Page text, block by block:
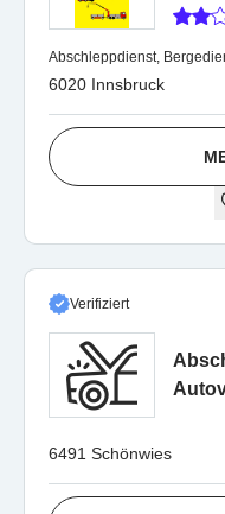
Abschleppdienst,
6020 Innsbruck
Verifiziert
6491 Schönwies